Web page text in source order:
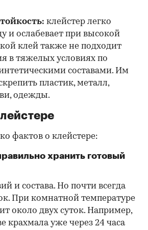
клейстер легко
и ослабевает при высокой
клей также не подходит
в тяжелых условиях по
составами. Им
пластик, металл,
одежды.
фактов о клейстере:
хранить готовый
и состава. Но почти всегда
При комнатной температуре
около двух суток. Например,
крахмала уже через 24 часа